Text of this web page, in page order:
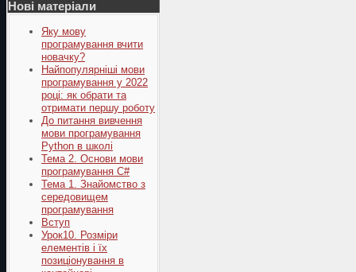
Нові матеріали
Яку мову
програмування вчити
новачку?
Найпопулярніші мови
програмування у 2022
році: як обрати та
отримати першу роботу
До питання вивчення
мови програмування
Python в школі
Тема 2. Основи мови
програмування C#
Тема 1. Знайомство з
середовищем
програмування
Вступ
Урок10. Розміри
елементів і їх
позиціонування в